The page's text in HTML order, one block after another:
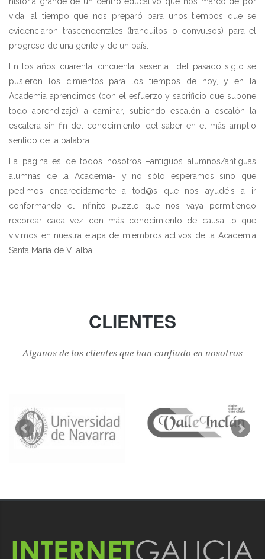
vida, al tiempo que nos preparó para unos tiempos que se
evidenciaron trascendentales (tranquilos o convulsos) para el
progreso de una gente y de un país.
En los años cuarenta, cincuenta, sesenta… del pasado siglo se
pusieron los cimientos para los tiempos de hoy, y en la
Academia aprendimos (con el esfuerzo y sacrificio que supone
todo aprendizaje) a caminar, subiendo escalón a escalón la
escalera sin fin del conocimiento, del saber en el más amplio
sentido de la palabra.
La página es de todos nosotros –antiguos alumnos/antiguas
alumnas de la Academia- y no sólo esperamos sino que
pedimos encarecidamente a tod@s que nos ayudéis a ir
conformando el infinito puzzle que nos vaya permitiendo
recordar cada vez con más conocimiento de causa lo que
vivimos en nuestra etapa de miembros activos de la Academia
Santa María de Vilalba.
CLIENTES
Algunos de los clientes que han confiado en nosotros